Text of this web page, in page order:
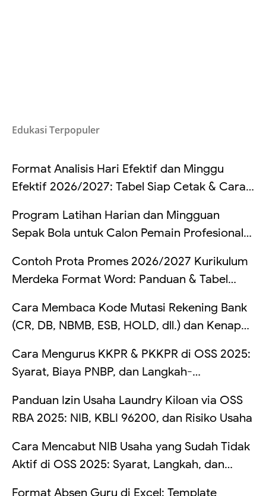
Edukasi Terpopuler
Format Analisis Hari Efektif dan Minggu
Efektif 2026/2027: Tabel Siap Cetak & Cara
Program Latihan Harian dan Mingguan
Sepak Bola untuk Calon Pemain Profesional
Contoh Prota Promes 2026/2027 Kurikulum
Merdeka Format Word: Panduan & Tabel
Cara Membaca Kode Mutasi Rekening Bank
(CR, DB, NBMB, ESB, HOLD, dll.) dan Kenapa
Cara Mengurus KKPR & PKKPR di OSS 2025:
Syarat, Biaya PNBP, dan Langkah-
Panduan Izin Usaha Laundry Kiloan via OSS
RBA 2025: NIB, KBLI 96200, dan Risiko Usaha
Cara Mencabut NIB Usaha yang Sudah Tidak
Aktif di OSS 2025: Syarat, Langkah, dan
Format Absen Guru di Excel: Template